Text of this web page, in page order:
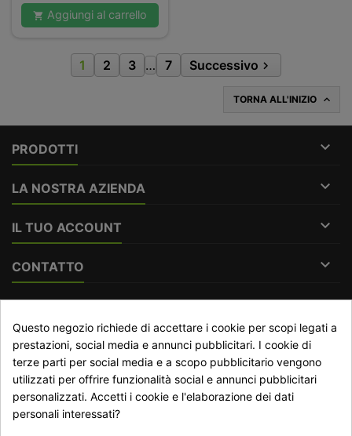
 Aggiungi al carrello
1 2 3 … 7 Successivo 
TORNA ALL'INIZIO 
PRODOTTI 
LA NOSTRA AZIENDA 
IL TUO ACCOUNT 
CONTATTO 
Traccia stato del recesso
NEWSLETTER
Questo negozio richiede di accettare i cookie per scopi legati a
prestazioni, social media e annunci pubblicitari. I cookie di
terze parti per social media e a scopo pubblicitario vengono
utilizzati per offrire funzionalità social e annunci pubblicitari
personalizzati. Accetti i cookie e l'elaborazione dei dati
personali interessati?